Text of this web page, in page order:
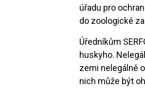
úřadu pro
do zoologické
Úředníkům
huskyho.
zemi nelegálně
nich může být